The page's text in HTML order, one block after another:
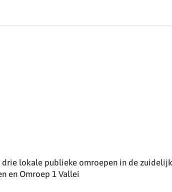
drie lokale publieke omroepen in de
en Omroep 1 Vallei